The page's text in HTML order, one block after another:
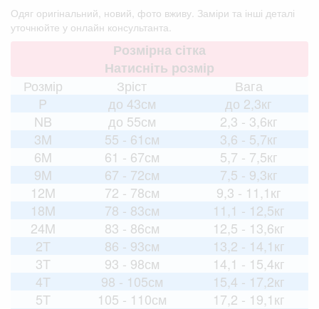
Одяг оригінальний, новий, фото вживу. Заміри та інші деталі
уточнюйте у онлайн консультанта.
Розмірна сітка
Натисніть розмір
Розмір
Зріст
Вага
P
до 43см
до 2,3кг
NB
до 55см
2,3 - 3,6кг
3M
55 - 61см
3,6 - 5,7кг
6M
61 - 67см
5,7 - 7,5кг
9M
67 - 72см
7,5 - 9,3кг
12M
72 - 78см
9,3 - 11,1кг
18M
78 - 83см
11,1 - 12,5кг
24M
83 - 86см
12,5 - 13,6кг
2T
86 - 93см
13,2 - 14,1кг
3T
93 - 98см
14,1 - 15,4кг
4T
98 - 105см
15,4 - 17,2кг
5T
105 - 110см
17,2 - 19,1кг